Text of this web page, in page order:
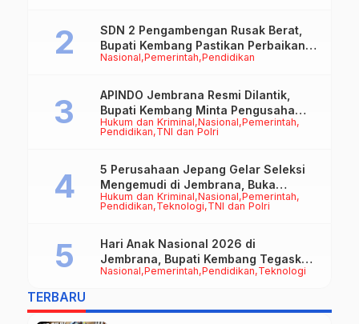
Nasional Pemerintah Pendidikan
SDN 2 Pengambengan Rusak Berat,
Bupati Kembang Pastikan Perbaikan
Jadi Prioritas
Hukum dan Kriminal Nasional Pemerintah
Pendidikan TNI dan Polri
APINDO Jembrana Resmi Dilantik,
Bupati Kembang Minta Pengusaha
Jadi Motor Penggerak Ekonomi
Hukum dan Kriminal Nasional Pemerintah
Pendidikan Teknologi TNI dan Polri
5 Perusahaan Jepang Gelar Seleksi
Mengemudi di Jembrana, Buka
Peluang Kerja bagi Calon PMI
Nasional Pemerintah Pendidikan Teknologi
Hari Anak Nasional 2026 di
Jembrana, Bupati Kembang Tegaskan
Pentingnya Karakter dan Budaya di
TERBARU